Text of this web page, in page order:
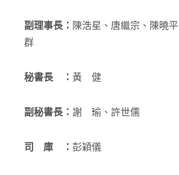
副理事長： 陳浩星、唐繼宗、陳曉平
群
秘書長 ： 黃 健
副秘書長： 謝 瑜、許世儒
司 庫 ： 彭穎儀